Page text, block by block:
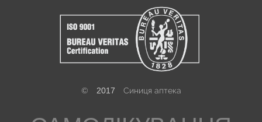
© 2017 Синиця аптека